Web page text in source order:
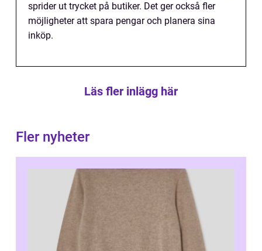
sprider ut trycket på butiker. Det ger också fler
möjligheter att spara pengar och planera sina
inköp.
Läs fler inlägg här
Fler nyheter